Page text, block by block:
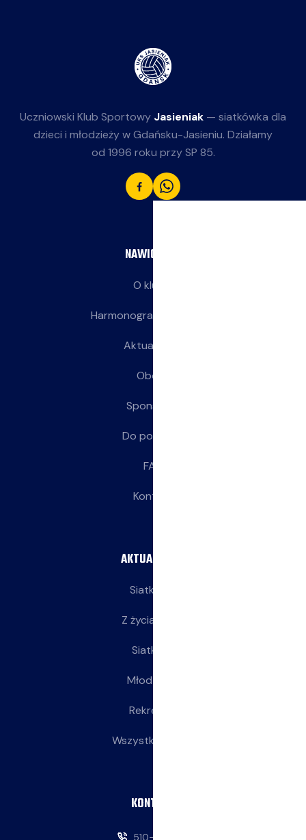
Uczniowski Klub Sportowy Jasieniak — siatkówka dla
dzieci i młodzieży w Gdańsku-Jasieniu. Działamy
od 1996 roku przy SP 85.
NAWIGACJA
O klubie
Harmonogram treningów
Aktualności
Obozy
Sponsorzy
Do pobrania
FAQ
Kontakt
AKTUALNOŚCI
Siatkarze
Z życia klubu
Siatkarki
Młodziczki
Rekreacja
Wszystkie wpisy
KONTAKT
510-146-069